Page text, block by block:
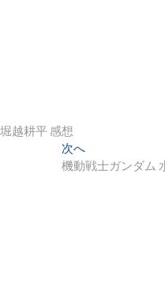
越耕平 感想
次へ
の
機動戦士ガンダム